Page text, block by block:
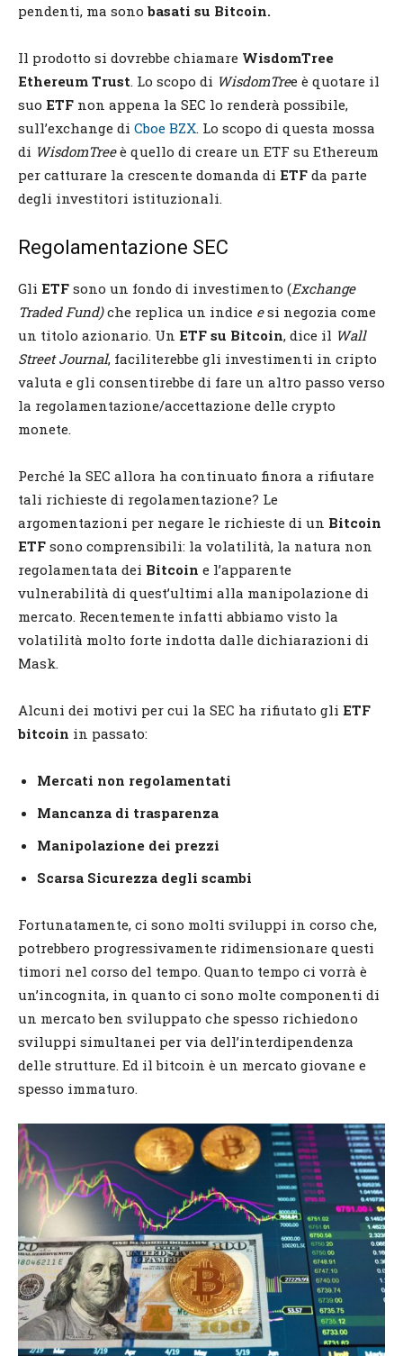
pendenti, ma sonobasati su Bitcoin.
Il prodotto si dovrebbe chiamare WisdomTree
Ethereum Trust. Lo scopo di WisdomTree è quotare il
suo ETF non appena la SEC lo renderà possibile,
sull’exchange di Cboe BZX. Lo scopo di questa mossa
di WisdomTreeè quello di creare un ETF su Ethereum
per catturare la crescente domanda di ETF da parte
degli investitori istituzionali.
Regolamentazione SEC
Gli ETF sono un fondo di investimento (Exchange
Traded Fund)che replica un indice esi negozia come
un titolo azionario. Un ETF su Bitcoin, dice il Wall
Street Journal, faciliterebbe gli investimenti in cripto
valuta e gli consentirebbe di fare un altro passo verso
la regolamentazione/accettazione delle crypto
monete.
Perché la SEC allora ha continuato finora a rifiutare
tali richieste di regolamentazione? Le
argomentazioni per negare le richieste di un Bitcoin
ETF sono comprensibili: la volatilità, la natura non
regolamentata dei Bitcoin e l’apparente
vulnerabilità di quest’ultimi alla manipolazione di
mercato. Recentemente infatti abbiamo visto la
volatilità molto forte indotta dalle dichiarazioni di
Mask.
Alcuni dei motivi per cui la SEC ha rifiutato gli ETF
bitcoin in passato:
Mercati non regolamentati
Mancanza di trasparenza
Manipolazione dei prezzi
Scarsa Sicurezza degli scambi
Fortunatamente, ci sono molti sviluppi in corso che,
potrebbero progressivamente ridimensionare questi
timori nel corso del tempo. Quanto tempo ci vorrà è
un’incognita, in quanto ci sono molte componenti di
un mercato ben sviluppato che spesso richiedono
sviluppi simultanei per via dell’interdipendenza
delle strutture. Ed il bitcoin è un mercato giovane e
spesso immaturo.